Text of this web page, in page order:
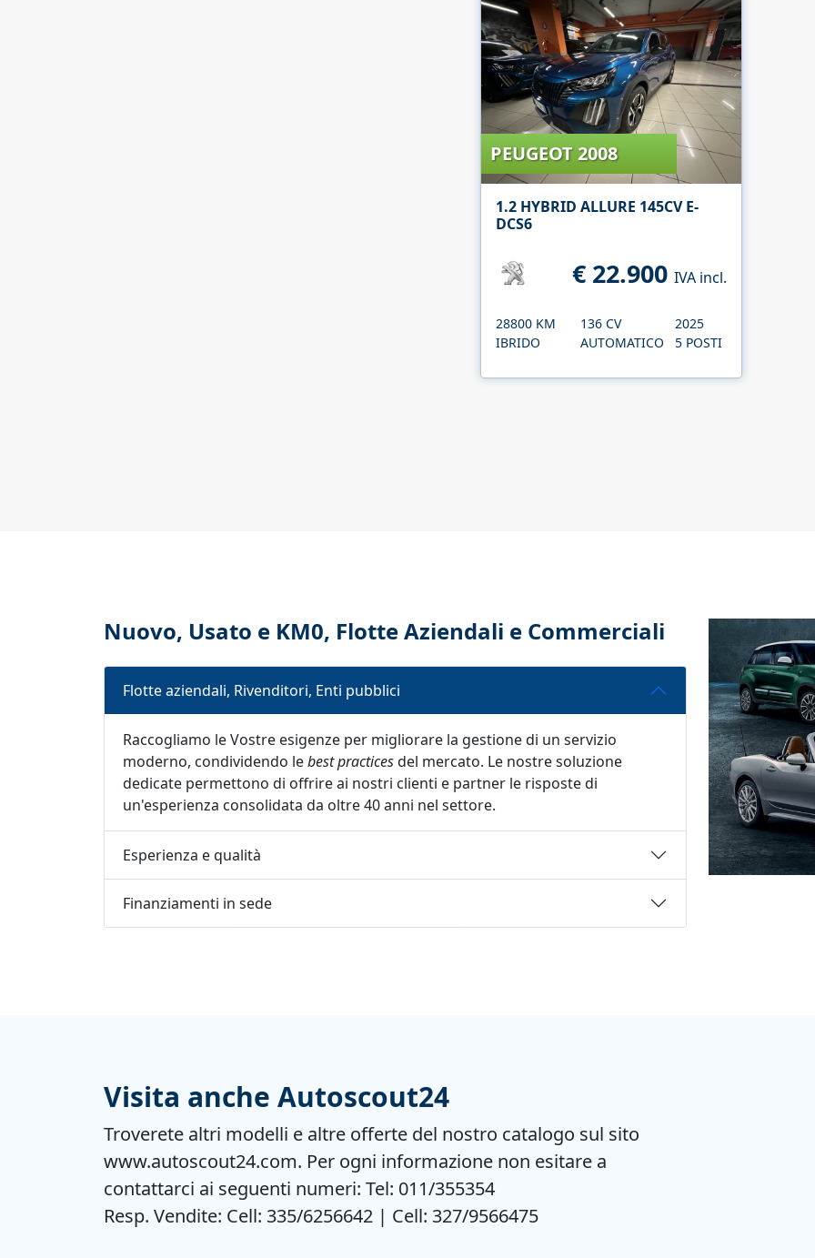
LANCIA YPSILON
1.0 FIREFLY 70 CV START&STOP
HYBRID SILVER PLUS
€ 12.490 IVA incl.
26900 KM 70 CV
2023
IBRIDO
MANUALE 5 POSTI
Nuovo, Usato e KM0, Flotte Aziendali e Commerciali
Flotte aziendali, Rivenditori, Enti pubblici
Raccogliamo le Vostre esigenze per migliorare la gestione di un servizio
moderno, condividendo lebest practicesdel mercato. Le nostre soluzione
dedicate permettono di offrire ai nostri clienti e partner le risposte di
un'esperienza consolidata da oltre 40 anni nel settore.
Esperienza e qualità
Finanziamenti in sede
Visita anche Autoscout24
Troverete altri modelli e altre offerte del nostro catalogo sul sito
www.autoscout24.com. Per ogni informazione non esitare a
contattarci ai seguenti numeri: Tel: 011/355354
Resp. Vendite: Cell: 335/6256642 | Cell: 327/9566475